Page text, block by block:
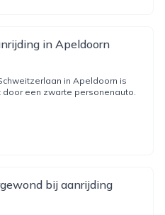
in Apeldoorn
in Apeldoorn is
een zwarte personenauto.
bij aanrijding